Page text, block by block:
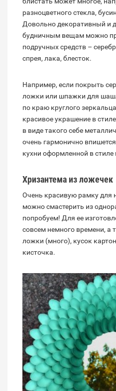
разноцветного стекла,
Довольно декоративный и
будничным вещам можно
подручных средств –
спрея, лака, блесток.
Например, если покрыть
ложки или шпажки для
по краю круглого
красивое украшение в
в виде такого себе
очень гармонично
кухни оформленной в
Хризантема из ложечек
Очень красивую рамку для
можно смастерить из
попробуем! Для ее
совсем немного времени, а
ложки (много), кусок
кисточка.